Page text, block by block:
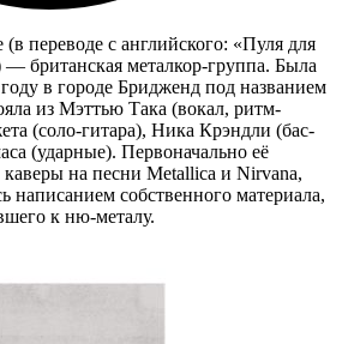
переводе с английского: «Пуля для
британская металкор-группа. Была
в городе Бридженд под названием
из Мэттью Така (вокал, ритм-
(соло-гитара), Ника Крэндли (бас-
(ударные). Первоначально её
на песни Metallica и Nirvana,
написанием собственного материала,
к ню-металу.